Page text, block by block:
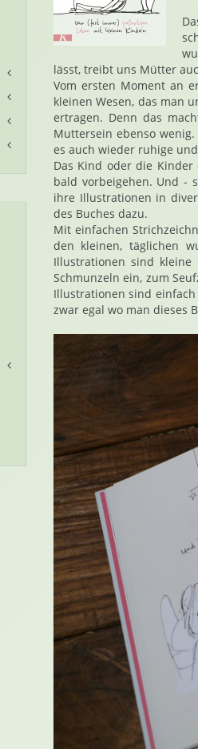
lässt, treibt uns Mütter
Vom ersten Moment an
kleinen Wesen, das man
ertragen. Denn das
Muttersein ebenso
es auch wieder ruhige
Das Kind oder die
bald vorbeigehen. Und -
ihre Illustrationen in
des Buches dazu.
Mit einfachen
den kleinen, täglichen
Illustrationen sind
Schmunzeln ein, zum
Illustrationen sind
zwar egal wo man dieses